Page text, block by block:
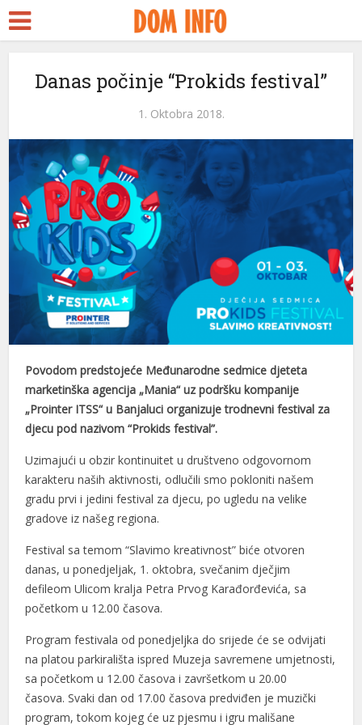
Danas počinje “Prokids festival”
1. Oktobra 2018.
Povodom predstojeće Međunarodne sedmice djeteta
marketinška agencija „Mania“ uz podršku kompanije
„Prointer ITSS“ u Banjaluci organizuje trodnevni festival za
djecu pod nazivom “Prokids festival”.
Uzimajući u obzir kontinuitet u društveno odgovornom
karakteru naših aktivnosti, odlučili smo pokloniti našem
gradu prvi i jedini festival za djecu, po ugledu na velike
gradove iz našeg regiona.
Festival sa temom “Slavimo kreativnost” biće otvoren
danas, u ponedjeljak, 1. oktobra, svečanim dječjim
defileom Ulicom kralja Petra Prvog Karađorđevića, sa
početkom u 12.00 časova.
Program festivala od ponedjeljka do srijede će se odvijati
na platou parkirališta ispred Muzeja savremene umjetnosti,
sa početkom u 12.00 časova i završetkom u 20.00
časova. Svaki dan od 17.00 časova predviđen je muzički
program, tokom kojeg će uz pjesmu i igru mališane